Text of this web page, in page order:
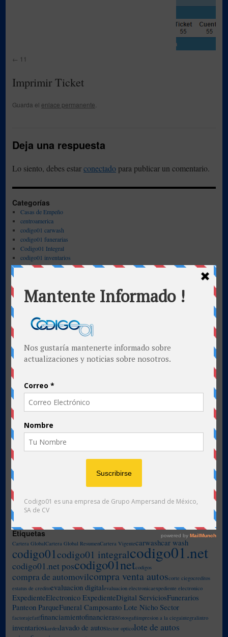
11
Imprimir Ticket
Guarda el enlace permanente
Deja una respuesta
Lo siento, debes estarconectado para publicar un comentario.
Categorías
Casas de Empeño
centroamerica
codigo01 carwash
codigo01 funerarias
Codigo01 Integral
codigo01 inventarios
Codigo01 Lote de Autos
evaluacion digital
Integral
microfinancieras
republica mexicana
territorio codigo01
Recientes
Modificar Fecha, Sector, Lote
Asignación de Expediente Digital
Punto de Venta – Interfase con Teclado
Liberación de Codigo01.Net Casas de Empeño
Encuéntranos
Dirección
Antigua Carretera Nacional 1806, Col. Nuevo Repueblo, Monterrey, N.L. México,
C.P. 64700
Tels: +52.81.8190.4972, +52.81.8190.4746, +52.81.8040.1368
Lunes a viernes: 9:00AM a 6:00PM
Sábado y domingo: 9:00AM a 1:00PM
Etiquetas
Cartera GlobalCartera Global ResumenCartera Vigentecarwashcar wash
codigo01codigo01 integralcodigo01.net
codigo01.net poscodigo01netcodigos
compra de automovilcompra venta autoscorte ciegocreditos
estatus de creditoevaluacion digitalevaluacion electronicaexpediente electronico
ExpedienteElectronico ExpedienteDigital ServiciosFunerarios
Panteon ParqueFuneral Camposanto Lote Nicho Sector
factorajefatffinanciamientofinancierasfotosgafiimpresion a la ciegaintegralintro
inventarioskardexlavado de autoslector opticolote de autos